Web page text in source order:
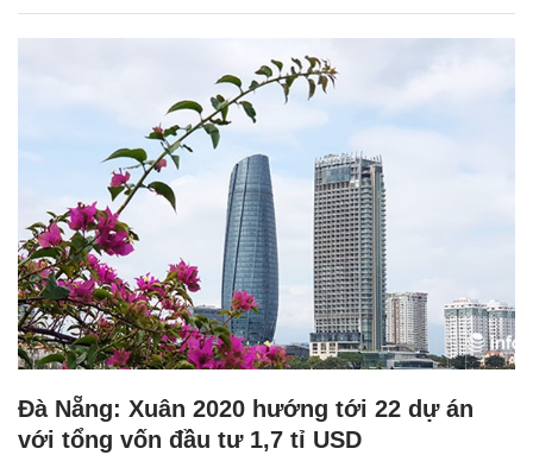
Đà Nẵng: Xuân 2020 hướng tới 22 dự án
với tổng vốn đầu tư 1,7 tỉ USD